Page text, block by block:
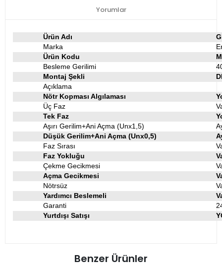
Yorumlar
Ürün Adı
Marka
Ürün Kodu
Besleme Gerilimi
Montaj Şekli
Açıklama
Nötr Kopması Algılaması
Üç Faz
Tek Faz
Aşırı Gerilim+Ani Açma (Unx1,5)
Düşük Gerilim+Ani Açma (Unx0,5)
Faz Sırası
Faz Yokluğu
Çekme Gecikmesi
Açma Gecikmesi
Nötrsüz
Yardımcı Beslemeli
Garanti
Yurtdışı Satışı
Benzer Ürünler